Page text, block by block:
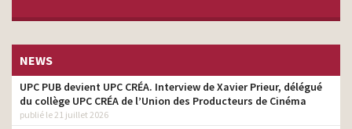
NEWS
UPC PUB devient UPC CRÉA. Interview de Xavier Prieur, délégué
du collège UPC CRÉA de l’Union des Producteurs de Cinéma
publié le 21 juillet 2026